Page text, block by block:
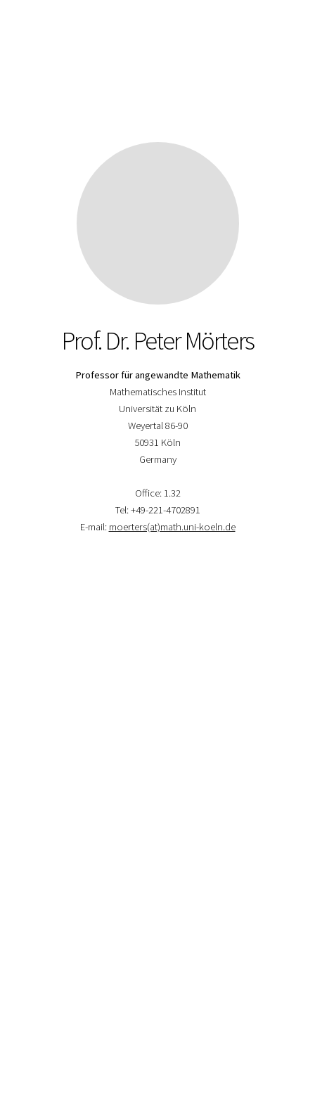
Prof. Dr. Peter Mörters
Professor für angewandte Mathematik
Mathematisches Institut
Universität zu Köln
Weyertal 86-90
50931 Köln
Germany
Office: 1.32
Tel: +49-221-4702891
E-mail: moerters(at)math.uni-koeln.de